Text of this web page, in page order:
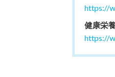
https://
健康栄
https://